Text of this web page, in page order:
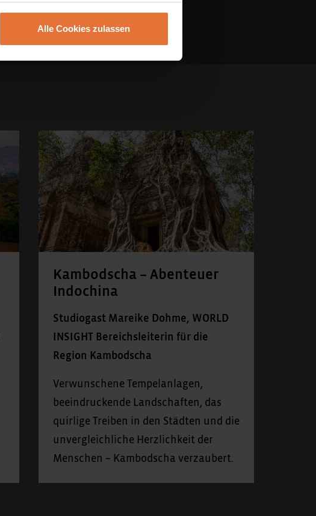
Alle Cookies zulassen
Kambodscha – Abenteuer
Indochina
Studiogast Mareike Dohme, WORLD
INSIGHT Bereichsleiterin für die
Region Kambodscha
Verwunschene Tempelanlagen,
beeindruckende Landschaften, das
quirlige Treiben in den Städten und die
unvergleichliche Herzlichkeit der
Menschen – Kambodscha verzaubert.